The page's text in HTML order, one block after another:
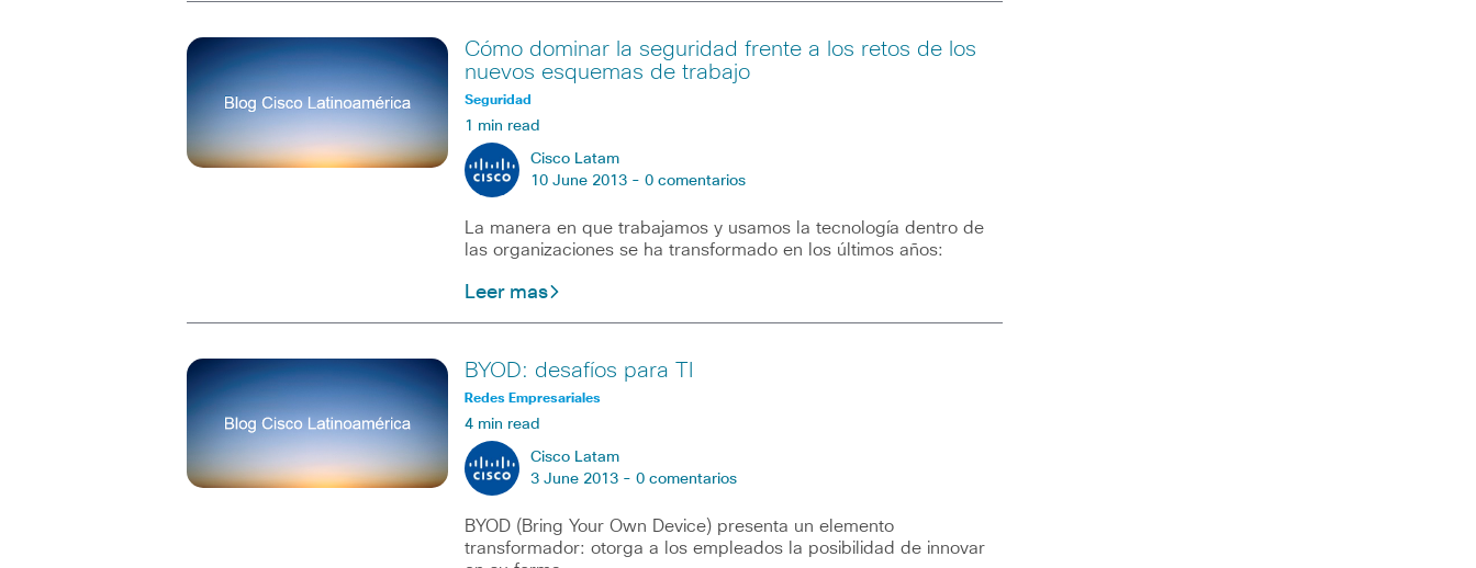
Cómo dominar la seguridad frente a los retos de los
nuevos esquemas de trabajo
Seguridad
1 min read
Cisco Latam
10 June 2013 - 0 comentarios
La manera en que trabajamos y usamos la tecnología dentro de
las organizaciones se ha transformado en los últimos años:
Leer mas
BYOD: desafíos para TI
Redes Empresariales
4 min read
Cisco Latam
3 June 2013 - 0 comentarios
BYOD (Bring Your Own Device) presenta un elemento
transformador: otorga a los empleados la posibilidad de innovar